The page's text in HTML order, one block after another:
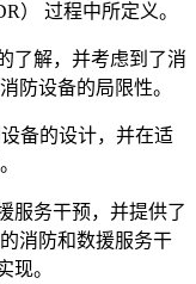
） 过程中所定义。
了解，并考虑到了消
防设备的局限性。
备的设计，并在适
服务干预，并提供了
消防和数援服务干
现。